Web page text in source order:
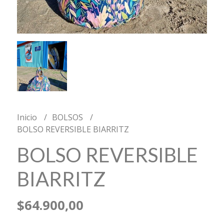
Inicio
BOLSOS
BOLSO REVERSIBLE BIARRITZ
BOLSO REVERSIBLE
BIARRITZ
$64.900,00